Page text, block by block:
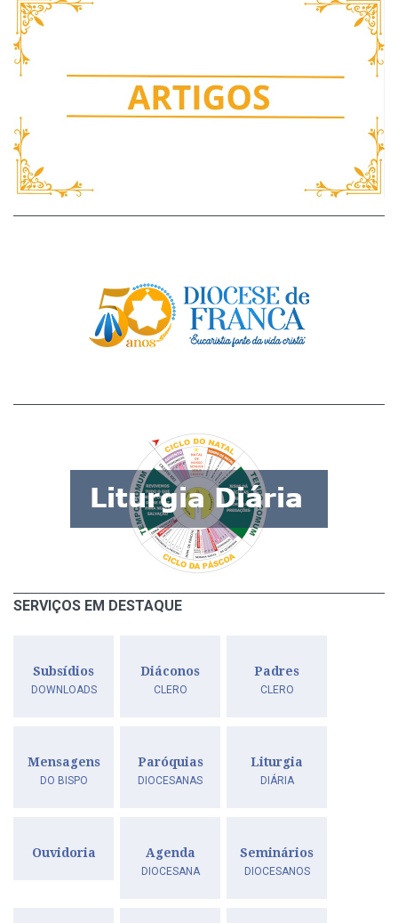
SERVIÇOS EM DESTAQUE
Subsídios
DOWNLOADS
Diáconos
CLERO
Padres
CLERO
Mensagens
DO BISPO
Paróquias
DIOCESANAS
Liturgia
DIÁRIA
Ouvidoria Agenda
DIOCESANA
Seminários
DIOCESANOS